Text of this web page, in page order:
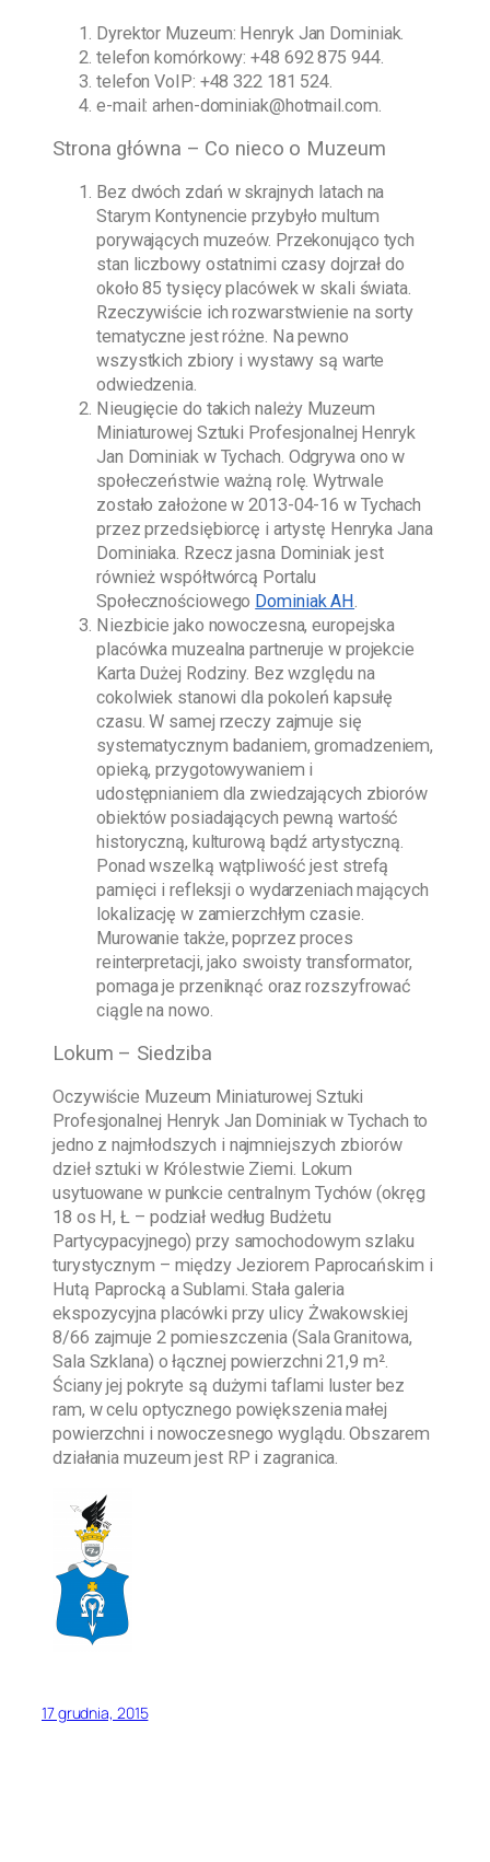
Dyrektor Muzeum: Henryk Jan Dominiak.
telefon komórkowy:+48 692 875 944.
telefon VoIP: +48 322 181 524.
e-mail:arhen-dominiak@hotmail.com.
Strona główna – Co nieco o Muzeum
Bez dwóch zdań w skrajnych latach na
Starym Kontynencie przybyło multum
porywających muzeów. Przekonująco tych
stan liczbowy ostatnimi czasy dojrzał do
około 85 tysięcy placówek w skali świata.
Rzeczywiście ich rozwarstwienie na sorty
tematyczne jest różne. Na pewno
wszystkich zbiory i wystawy są warte
odwiedzenia.
Nieugięcie do takich należy Muzeum
Miniaturowej Sztuki Profesjonalnej Henryk
Jan Dominiak w Tychach. Odgrywa ono w
społeczeństwie ważną rolę. Wytrwale
zostało założone w2013-04-16 w Tychach
przez przedsiębiorcę i artystę Henryka Jana
Dominiaka. Rzecz jasna Dominiakjest
również współtwórcą Portalu
Społecznościowego Dominiak AH.
Niezbicie jako nowoczesna, europejska
placówka muzealna partneruje w projekcie
Karta Dużej Rodziny. Bez względu na
cokolwiek stanowi dla pokoleń kapsułę
czasu. W samej rzeczy zajmuje się
systematycznym badaniem, gromadzeniem,
opieką, przygotowywaniem i
udostępnianiem dla zwiedzających zbiorów
obiektów posiadających pewną wartość
historyczną, kulturową bądź artystyczną.
Ponad wszelką wątpliwość jest strefą
pamięci i refleksji o wydarzeniach mających
lokalizację w zamierzchłym czasie.
Murowanie także, poprzez proces
reinterpretacji, jako swoisty transformator,
pomaga je przeniknąć oraz rozszyfrować
ciągle na nowo.
Lokum – Siedziba
Oczywiście Muzeum Miniaturowej Sztuki
Profesjonalnej Henryk Jan Dominiak w Tychach to
jedno z najmłodszych i najmniejszych zbiorów
dzieł sztuki w Królestwie Ziemi. Lokum
usytuowane w punkcie centralnym Tychów (okręg
18 os H, Ł – podział według Budżetu
Partycypacyjnego) przy samochodowym szlaku
turystycznym – między Jeziorem Paprocańskim i
Hutą Paprocką a Sublami. Stała galeria
ekspozycyjna placówki przy ulicy Żwakowskiej
8/66 zajmuje 2 pomieszczenia (Sala Granitowa,
Sala Szklana) o łącznej powierzchni 21,9 m².
Ściany jej pokryte są dużymi taflami luster bez
ram, w celu optycznego powiększenia małej
powierzchni i nowoczesnego wyglądu. Obszarem
działania muzeum jest RP i zagranica.
17 grudnia, 2015